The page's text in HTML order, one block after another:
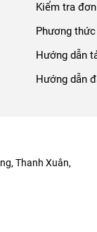
Kiểm tra
Phương
Hướng dẫn
Hướng dẫn
Thanh Xuân,